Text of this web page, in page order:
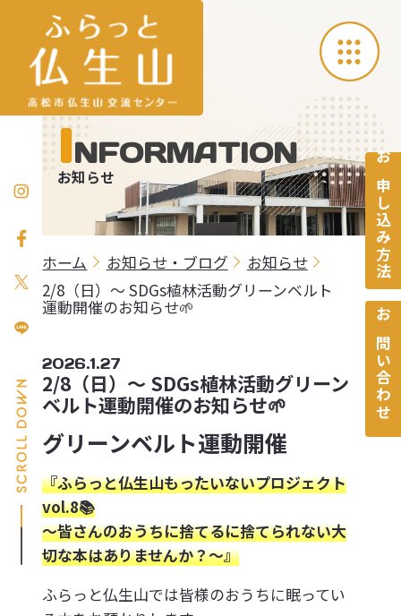
INFORMATION
お知らせ
ホーム お知らせ・ブログ
お知らせ
2/8（日）～ SDGs植林活動グリーンベルト
運動開催のお知らせ🌱
2026.1.27
2/8（日）～ SDGs植林活動グリーン
ベルト運動開催のお知らせ🌱
グリーンベルト運動開催
『ふらっと仏生山もったいないプロジェクト
vol.8📚
～皆さんのおうちに捨てるに捨てられない大
切な本はありませんか？～』
ふらっと仏生山では皆様のおうちに眠ってい
お申し込み方法
お問い合わせ